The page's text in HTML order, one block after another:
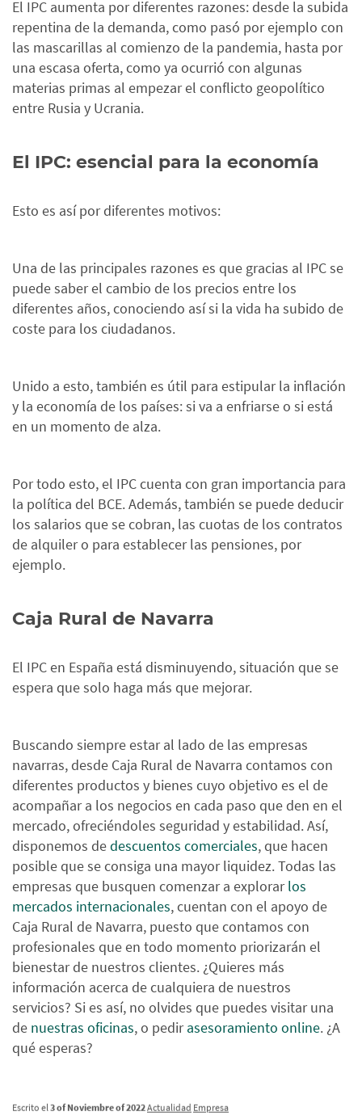
El IPC aumenta por diferentes razones: desde la subida
repentina de la demanda, como pasó por ejemplo con
las mascarillas al comienzo de la pandemia, hasta por
una escasa oferta, como ya ocurrió con algunas
materias primas al empezar el conflicto geopolítico
entre Rusia y Ucrania.
El IPC: esencial para la economía
Esto es así por diferentes motivos:
Una de las principales razones es que gracias al IPC se
puede saber el cambio de los precios entre los
diferentes años, conociendo así si la vida ha subido de
coste para los ciudadanos.
Unido a esto, también es útil para estipular la inflación
y la economía de los países: si va a enfriarse o si está
en un momento de alza.
Por todo esto, el IPC cuenta con gran importancia para
la política del BCE. Además, también se puede deducir
los salarios que se cobran, las cuotas de los contratos
de alquiler o para establecer las pensiones, por
ejemplo.
Caja Rural de Navarra
El IPC en España está disminuyendo, situación que se
espera que solo haga más que mejorar.
Buscando siempre estar al lado de las empresas
navarras, desde Caja Rural de Navarra contamos con
diferentes productos y bienes cuyo objetivo es el de
acompañar a los negocios en cada paso que den en el
mercado, ofreciéndoles seguridad y estabilidad. Así,
disponemos dedescuentos comerciales, que hacen
posible que se consiga una mayor liquidez. Todas las
empresas que busquen comenzar a explorarlos
mercados internacionales, cuentan con el apoyo de
Caja Rural de Navarra, puesto que contamos con
profesionales que en todo momento priorizarán el
bienestar de nuestros clientes. ¿Quieres más
información acerca de cualquiera de nuestros
servicios? Si es así, no olvides que puedes visitar una
de nuestras oficinas, o pedirasesoramiento online. ¿A
qué esperas?
Escrito el 3 of Noviembre of 2022 Actualidad Empresa